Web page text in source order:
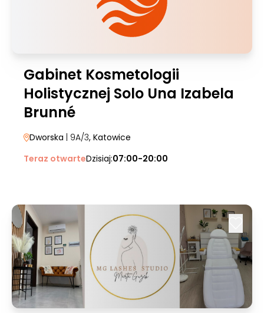
Gabinet Kosmetologii
Holistycznej Solo Una Izabela
Brunné
Dworska | 9A/3, Katowice
Teraz otwarteDzisiaj:07:00-20:00